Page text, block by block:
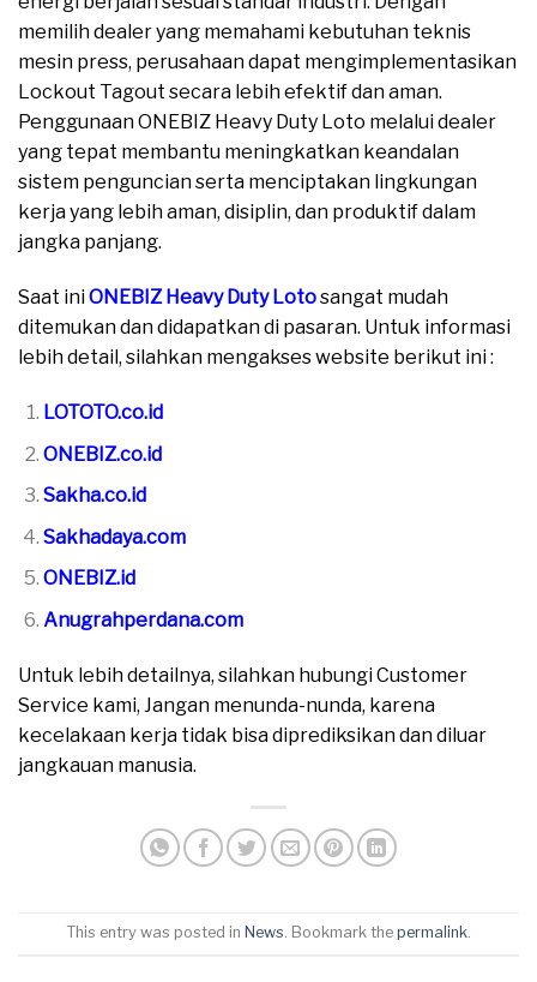
memilih dealer yang memahami kebutuhan teknis
mesin press, perusahaan dapat mengimplementasikan
Lockout Tagout secara lebih efektif dan aman.
Penggunaan ONEBIZ Heavy Duty Loto melalui dealer
yang tepat membantu meningkatkan keandalan
sistem penguncian serta menciptakan lingkungan
kerja yang lebih aman, disiplin, dan produktif dalam
jangka panjang.
Saat iniONEBIZ Heavy Duty Lotosangat mudah
ditemukan dan didapatkan di pasaran. Untuk informasi
lebih detail, silahkan mengakses website berikut ini :
LOTOTO.co.id
ONEBIZ.co.id
Sakha.co.id
Sakhadaya.com
ONEBIZ.id
Anugrahperdana.com
Untuk lebih detailnya, silahkan hubungi Customer
Service kami, Jangan menunda-nunda, karena
kecelakaan kerja tidak bisa diprediksikan dan diluar
jangkauan manusia.
This entry was posted in News. Bookmark the permalink.